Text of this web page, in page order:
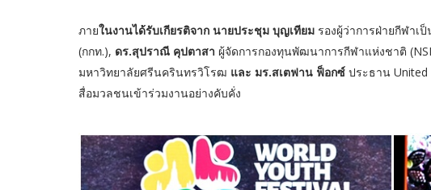
ภายในงานได้รับเกียรติจาก นายประชุม บุญเทียม รองผู้ว่าการฝ่ายกีฬาเ
(กกท.), ดร.สุปราณี คุปตาสา ผู้จัดการกองทุนพัฒนาการกีฬาแห่งชาติ
มหาวิทยาลัยศรีนครินทรวิโรฒ และ มร.สเตฟาน ฟ็อกซ์ ประธาน United
สื่อมวลชนเข้าร่วมงานอย่างคับคั่ง